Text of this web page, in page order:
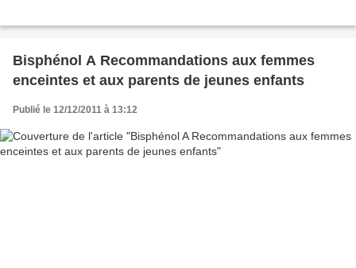
Bisphénol A Recommandations aux femmes
enceintes et aux parents de jeunes enfants
Publié le 12/12/2011 à 13:12